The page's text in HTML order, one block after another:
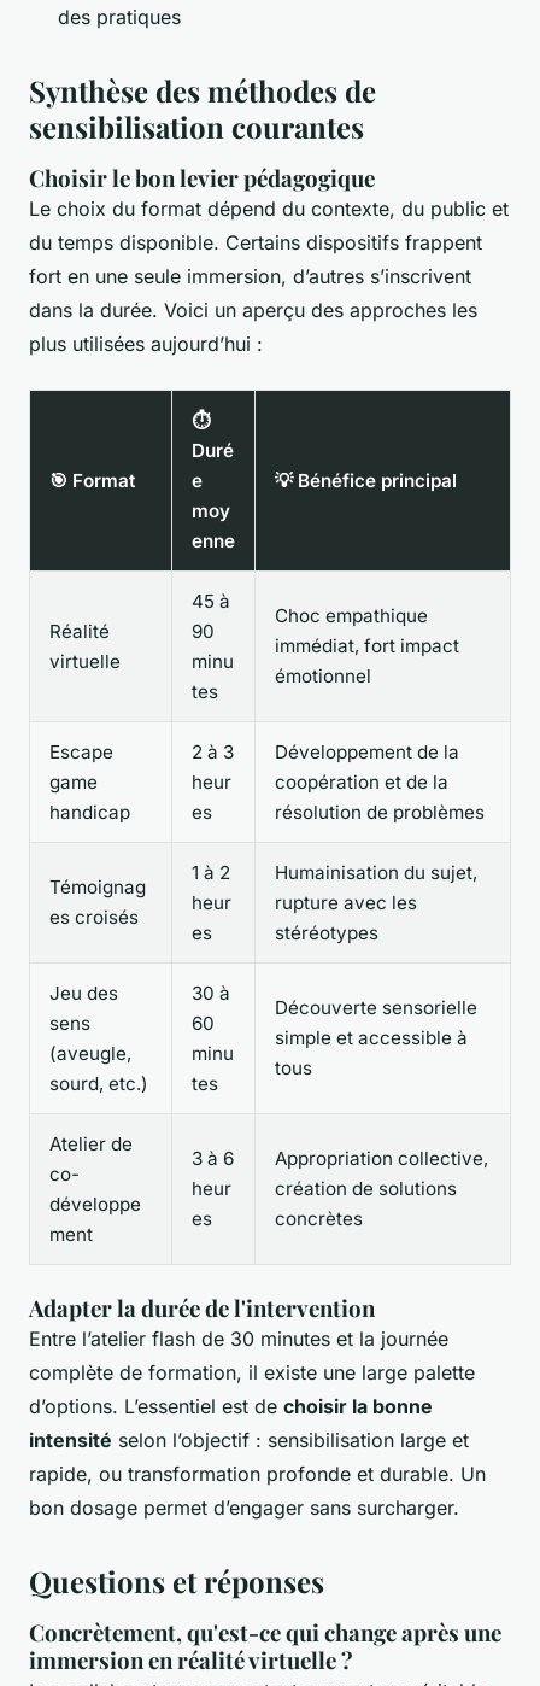
des pratiques
Synthèse des méthodes de
sensibilisation courantes
Choisir le bon levier pédagogique
Le choix du format dépend du contexte, du public et
du temps disponible. Certains dispositifs frappent
fort en une seule immersion, d’autres s’inscrivent
dans la durée. Voici un aperçu des approches les
plus utilisées aujourd’hui :
🎯 Format
⏱️
Duré
e
moy
enne
💡 Bénéfice principal
Réalité
virtuelle
45 à
90
minu
tes
Choc empathique
immédiat, fort impact
émotionnel
Escape
game
handicap
2 à 3
heur
es
Développement de la
coopération et de la
résolution de problèmes
Témoignag
es croisés
1 à 2
heur
es
Humainisation du sujet,
rupture avec les
stéréotypes
Jeu des
sens
(aveugle,
sourd, etc.)
30 à
60
minu
tes
Découverte sensorielle
simple et accessible à
tous
Atelier de
co-
développe
ment
3 à 6
heur
es
Appropriation collective,
création de solutions
concrètes
Adapter la durée de l'intervention
Entre l’atelier flash de 30 minutes et la journée
complète de formation, il existe une large palette
d’options. L’essentiel est de choisir la bonne
intensité selon l’objectif : sensibilisation large et
rapide, ou transformation profonde et durable. Un
bon dosage permet d’engager sans surcharger.
Questions et réponses
Concrètement, qu'est-ce qui change après une
immersion en réalité virtuelle ?